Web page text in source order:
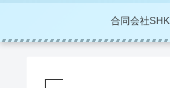
合同会社SHK